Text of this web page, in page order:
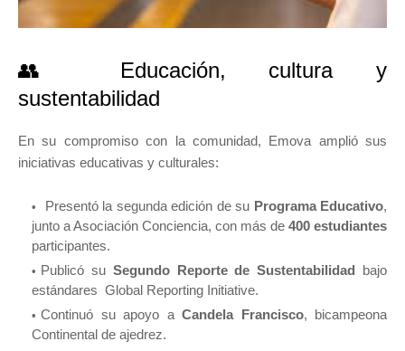
👥 Educación, cultura y
sustentabilidad
En su compromiso con la comunidad, Emova amplió sus
iniciativas educativas y culturales:
Presentó la segunda edición de su Programa Educativo,
junto a Asociación Conciencia, con más de 400 estudiantes
participantes.
Publicó su Segundo Reporte de Sustentabilidad
bajo
estándares Global Reporting Initiative.
Continuó su apoyo a Candela Francisco, bicampeona
Continental de ajedrez.